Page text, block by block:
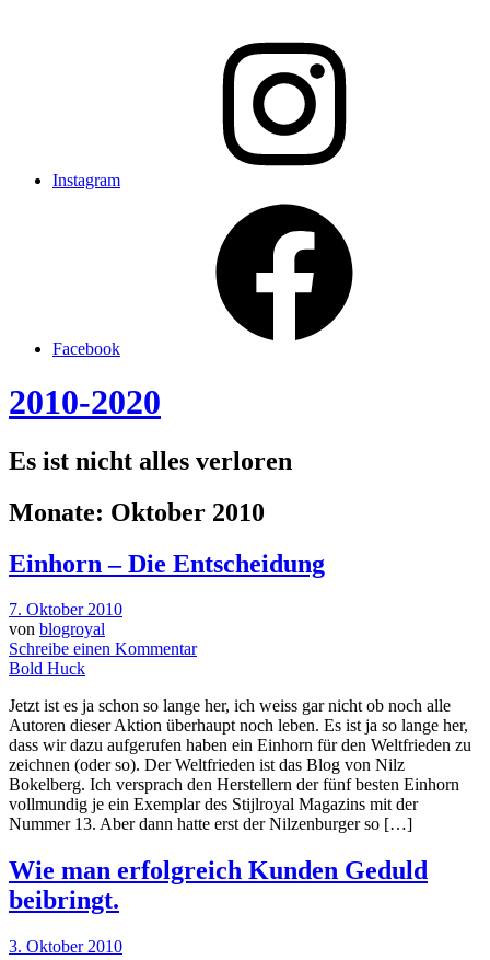
Instagram
Facebook
2010-2020
Es ist nicht alles verloren
Monate: Oktober 2010
Einhorn – Die Entscheidung
7. Oktober 2010
von blogroyal
Schreibe einen Kommentar
Bold Huck
Jetzt ist es ja schon so lange her, ich weiss gar nicht ob noch alle
Autoren dieser Aktion überhaupt noch leben. Es ist ja so lange her,
dass wir dazu aufgerufen haben ein Einhorn für den Weltfrieden zu
zeichnen (oder so). Der Weltfrieden ist das Blog von Nilz
Bokelberg. Ich versprach den Herstellern der fünf besten Einhorn
vollmundig je ein Exemplar des Stijlroyal Magazins mit der
Nummer 13. Aber dann hatte erst der Nilzenburger so […]
Wie man erfolgreich Kunden Geduld
beibringt.
3. Oktober 2010